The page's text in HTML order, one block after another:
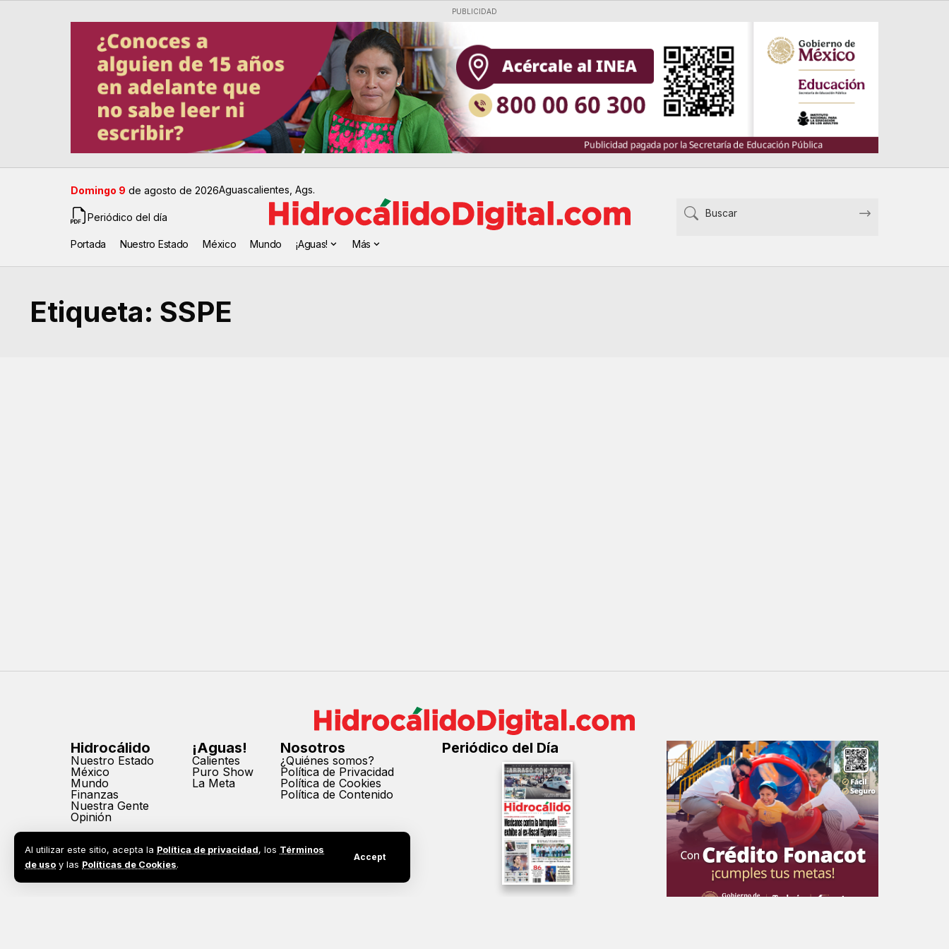
Al utilizar este sitio, acepta la Política de privacidad, los Términos
de uso y las Políticas de Cookies.
Accept
PUBLICIDAD
Domingo 9 de agosto de 2026Aguascalientes, Ags.
Periódico del día
Portada Nuestro Estado México Mundo ¡Aguas! Más
Etiqueta: SSPE
Hidrocálido
Nuestro Estado
México
Mundo
Finanzas
Nuestra Gente
Opinión
¡Aguas!
Calientes
Puro Show
La Meta
Nosotros
¿Quiénes somos?
Política de Privacidad
Política de Cookies
Política de Contenido
Periódico del Día